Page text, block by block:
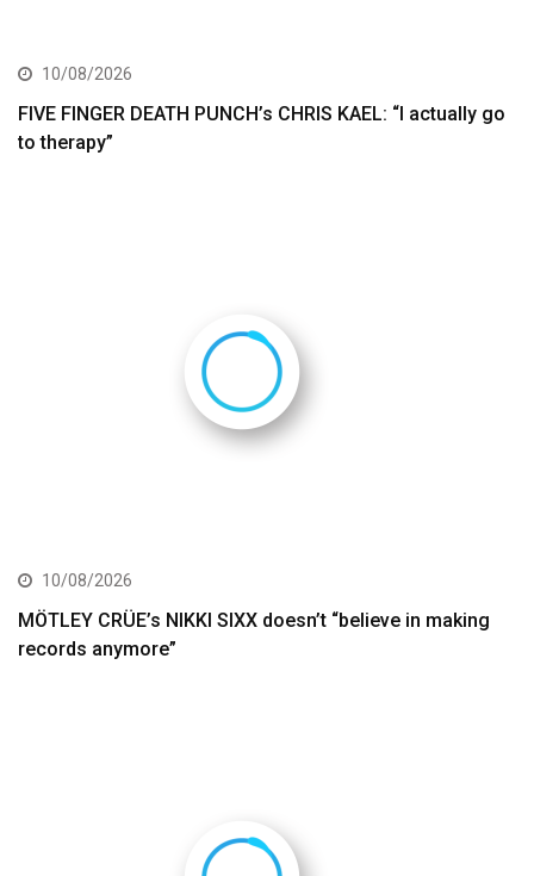
10/08/2026
FIVE FINGER DEATH PUNCH’s CHRIS KAEL: “I actually go
to therapy”
10/08/2026
MÖTLEY CRÜE’s NIKKI SIXX doesn’t “believe in making
records anymore”